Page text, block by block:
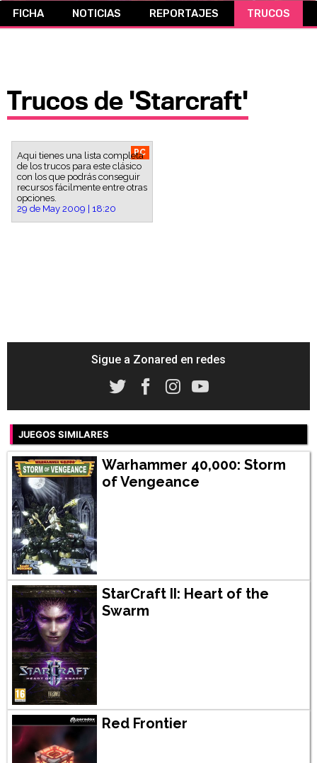
CÓMICS
FICHA NOTICIAS REPORTAJES TRUCOS
Trucos de 'Starcraft'
PC
Aqui tienes una lista completa
de los trucos para este clásico
con los que podrás conseguir
recursos fácilmente entre otras
opciones.
29 de May 2009 | 18:20
Sigue a Zonared en redes
JUEGOS SIMILARES
Warhammer 40,000: Storm
of Vengeance
StarCraft II: Heart of the
Swarm
Red Frontier